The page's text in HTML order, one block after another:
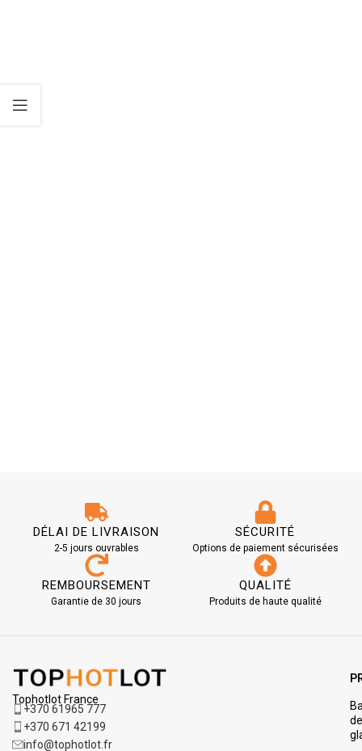
DÉLAI DE LIVRAISON
2-5 jours ouvrables
SÉCURITÉ
Options de paiement sécurisées
REMBOURSEMENT
Garantie de 30 jours
QUALITÉ
Produits de haute qualité
Tophotlot France
+370 61965 777
+370 671 42199
info@tophotlot.fr
de